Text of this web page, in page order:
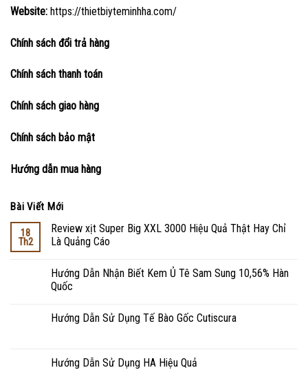
Website: https://thietbiyteminhha.com/
Chính sách đổi trả hàng
Chính sách thanh toán
Chính sách giao hàng
Chính sách bảo mật
Hướng dẫn mua hàng
Bài Viết Mới
18
Th2
Review xịt Super Big XXL 3000 Hiệu Quả Thật Hay Chỉ
Là Quảng Cáo
Hướng Dẫn Nhận Biết Kem Ủ Tê Sam Sung 10,56% Hàn
Quốc
Hướng Dẫn Sử Dụng Tế Bào Gốc Cutiscura
Hướng Dẫn Sử Dụng HA Hiệu Quả